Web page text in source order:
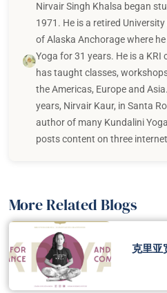
Nirvair Singh Khalsa began
1971. He is a retired
of Alaska Anchorage where
Yoga for 31 years. He is a KRI
has taught classes,
the Americas, Europe and
years, Nirvair Kaur, in Santa
author of many Kundalini
posts content on three
More Related Blogs
克里亚